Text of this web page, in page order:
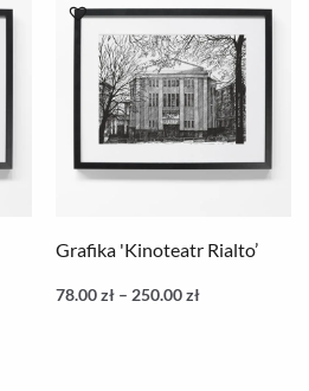
Grafika 'Kinoteatr Rialto’
78.00zł – 250.00zł
cen:
od
78.00 zł
do
250.00 zł